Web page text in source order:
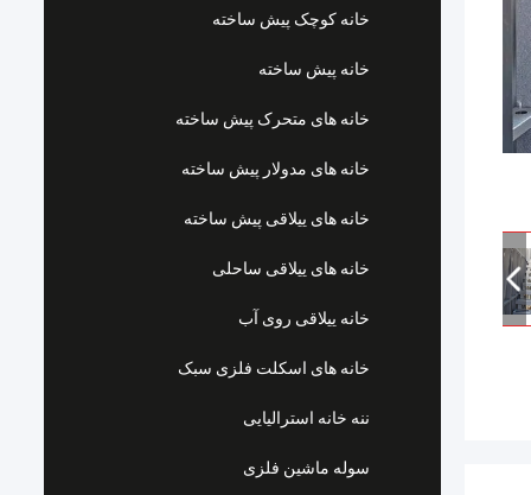
خانه کوچک پیش ساخته
خانه پیش ساخته
خانه های متحرک پیش ساخته
خانه های مدولار پیش ساخته
خانه های ییلاقی پیش ساخته
خانه های ییلاقی ساحلی
خانه ییلاقی روی آب
خانه های اسکلت فلزی سبک
ننه خانه استرالیایی
سوله ماشین فلزی